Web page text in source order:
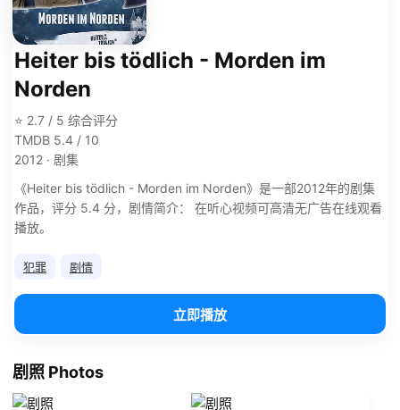
Heiter bis tödlich - Morden im
Norden
⭐ 2.7 / 5 综合评分
TMDB 5.4 / 10
2012 · 剧集
《Heiter bis tödlich - Morden im Norden》是一部2012年的剧集
作品，评分 5.4 分，剧情简介： 在听心视频可高清无广告在线观看
播放。
犯罪 剧情
立即播放
剧照 Photos